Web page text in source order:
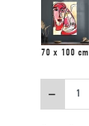
70 x 100 cm